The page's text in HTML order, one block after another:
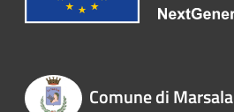
Comune di Marsala